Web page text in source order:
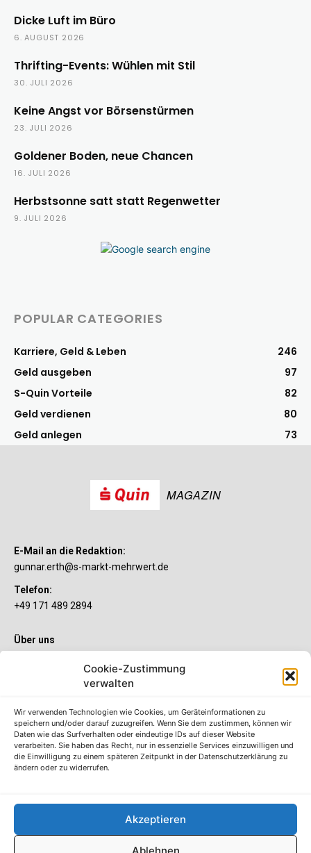
Cookie-Zustimmung
verwalten
Wir verwenden Technologien wie Cookies, um Geräteinformationen zu
speichern und/oder darauf zuzugreifen. Wenn Sie dem zustimmen, können wir
Daten wie das Surfverhalten oder eindeutige IDs auf dieser Website
verarbeiten. Sie haben das Recht, nur in essenzielle Services einzuwilligen und
die Einwilligung zu einem späteren Zeitpunkt in der Datenschutzerklärung zu
ändern oder zu widerrufen.
Akzeptieren
Ablehnen
Dicke Luft im Büro
6. AUGUST 2026
Thrifting-Events: Wühlen mit Stil
30. JULI 2026
Keine Angst vor Börsenstürmen
23. JULI 2026
Goldener Boden, neue Chancen
16. JULI 2026
Herbstsonne satt statt Regenwetter
9. JULI 2026
POPULAR CATEGORIES
Karriere, Geld & Leben
246
Geld ausgeben
97
S-Quin Vorteile
82
Geld verdienen
80
Geld anlegen
73
MAGAZIN
E-Mail an die Redaktion:
gunnar.erth@s-markt-mehrwert.de
Telefon:
+49 171 489 2894
Über uns
Sie wollen mehr als ein gewöhnliches Girokonto? Dann ist unser
S-Quin Konto genau das Richtige für Sie. Die beiden
etliche Inklusivleistungen. Im S-Quin Magazin erfahren Sie
immer, was es Neues gibt.
Die S-Quin Kontomodelle
Erklärung zur Barrierefreiheit